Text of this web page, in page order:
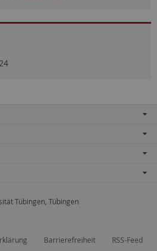
Tübingen, Tübingen
Barrierefreiheit RSS-Feed